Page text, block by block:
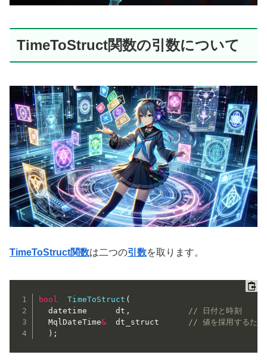
TimeToStruct関数の引数について
TimeToStruct関数は二つの引数を取ります。
bool TimeToStruct (
  datetime      dt
,
// 日付と時刻
  MqlDateTime
&
  dt_struct
// 値を採用するため
) ;